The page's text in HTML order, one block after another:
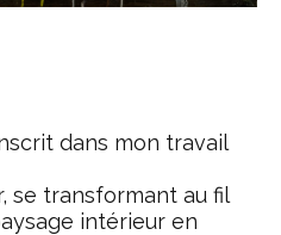
dans mon travail
se transformant au fil
intérieur en